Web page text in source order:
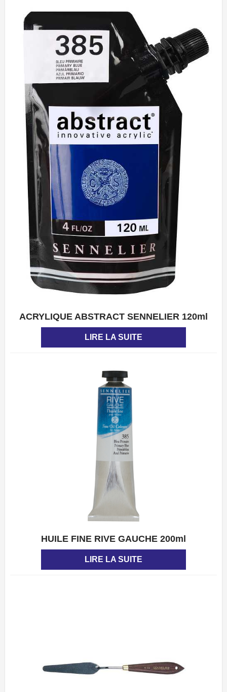
APERÇU
ACRYLIQUE ABSTRACT SENNELIER 120ml
LIRE LA SUITE
HUILE FINE RIVE GAUCHE 200ml
LIRE LA SUITE